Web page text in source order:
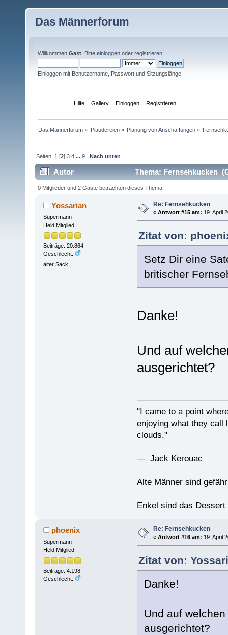
Das Männerforum
Willkommen Gast . Bitte einloggen oder registrieren
Einloggen mit Benutzername, Passwort und Sitzungslänge
Hilfe Gallery Einloggen Registrieren
Das Männerforum » Plaudereien» Planung von Anschaffungen»
Seiten: 1 [2]3 4 ...9 Nach unten
Autor Thema: Fernsehkucken
0 Mitglieder und 2 Gäste betrachten dieses Thema.
Yossarian
Supermann
Held Mitglied
Beiträge: 20.864
Geschlecht:
alter Sack
Re: Fernsehkucken
« Antwort #15 am: 19. April
Zitat von:
Setz Dir eine
britischer
Danke!
Und auf
ausgerichtet?
"I came to a point
enjoying what they call
clouds."
— Jack Kerouac
Alte Männer sind
Enkel sind das
phoenix
Supermann
Held Mitglied
Beiträge: 4.198
Geschlecht:
Re: Fernsehkucken
« Antwort #16 am: 19. April
Zitat von:
Danke!
Und auf
ausgerichtet?